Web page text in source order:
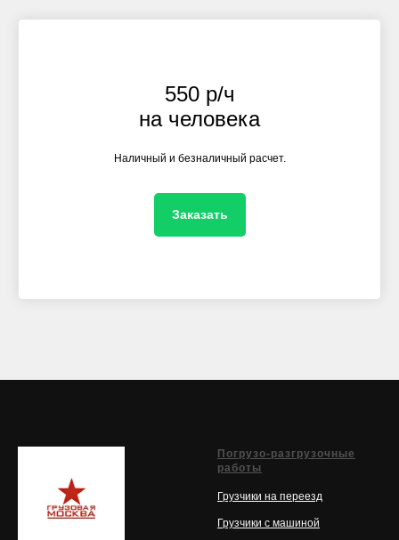
550 р/ч
на человека
Наличный и безналичный расчет.
Заказать
Погрузо-разгрузочные
работы
Грузчики на переезд
Грузчики с машиной